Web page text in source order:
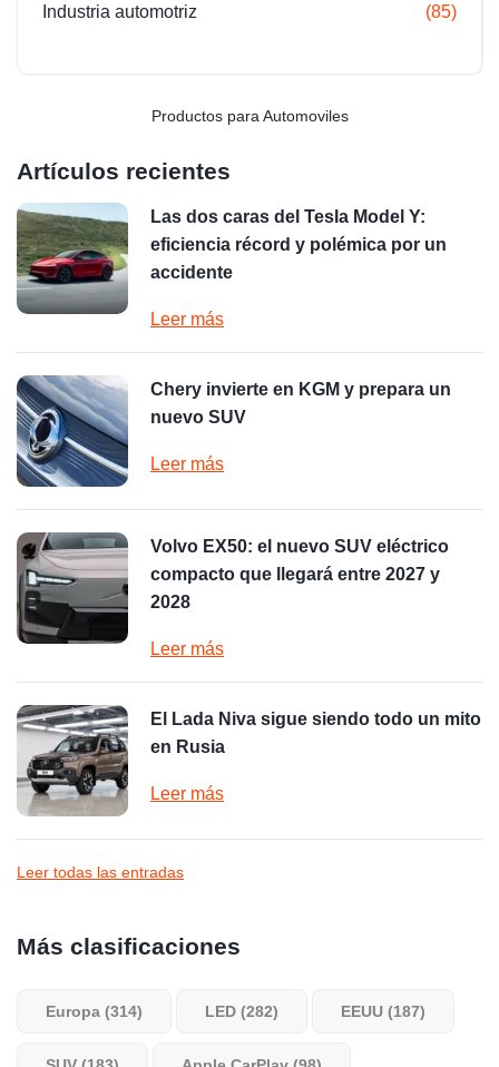
Industria automotriz (85)
Productos para Automoviles
Artículos recientes
Las dos caras del Tesla Model Y:
eficiencia récord y polémica por un
accidente
Leer más
Chery invierte en KGM y prepara un
nuevo SUV
Leer más
Volvo EX50: el nuevo SUV eléctrico
compacto que llegará entre 2027 y
2028
Leer más
El Lada Niva sigue siendo todo un mito
en Rusia
Leer más
Leer todas las entradas
Más clasificaciones
Europa (314) LED (282) EEUU (187)